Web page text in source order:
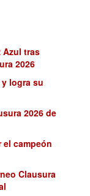
Azul tras
2026
logra su
2026 de
campeón
Clausura